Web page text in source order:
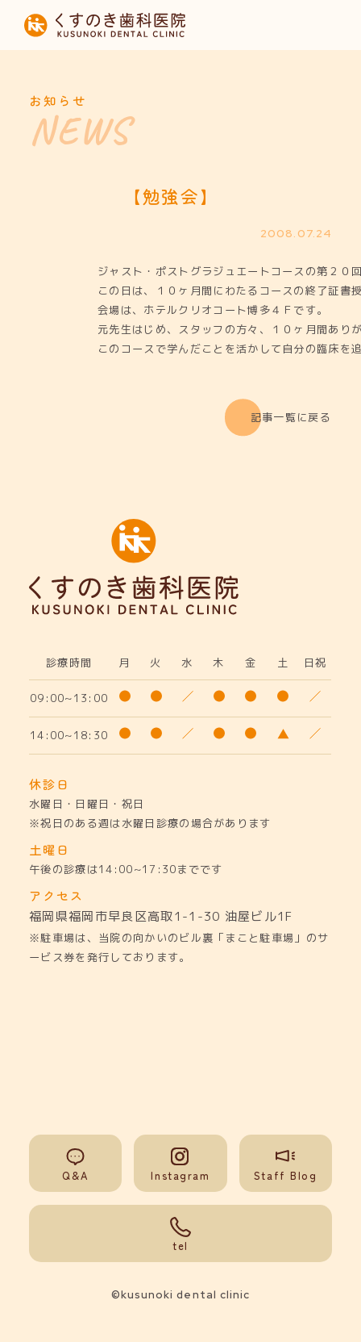
HOME
診療内容
お知らせ
【勉強会】
2008.07.24
ジャスト・ポストグラジュエートコースの第２０
この日は、１０ヶ月間にわたるコースの終了証書
会場は、ホテルクリオコート博多４Ｆです。
元先生はじめ、スタッフの方々、１０ヶ月間あり
このコースで学んだことを活かして自分の臨床を
記事一覧に戻る
診療時間 月 火 水 木 金 土 日祝
09:00~13:00
14:00~18:30
休診日
水曜日・日曜日・祝日
※祝日のある週は水曜日診療の場合があります
土曜日
午後の診療は14:00~17:30までです
アクセス
福岡県福岡市早良区高取1-1-30 油屋ビル1F
※駐車場は、当院の向かいのビル裏「まこと駐車場」のサ
ービス券を発行しております。
Q&A Instagram Staff Blog
tel
©kusunoki dental clinic